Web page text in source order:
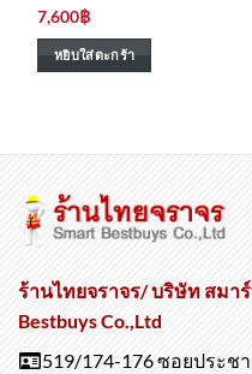
7,600฿
หยิบใส่ตะกร้า
ร้านไทยจราจร/ บริษัท สมา
Bestbuys Co.,Ltd
519/174-176 ซอยประช